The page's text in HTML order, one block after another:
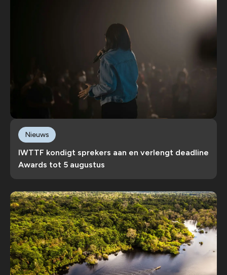
IWTTF kondigt sprekers aan en verlengt deadline
Awards tot 5 augustus
Nieuws